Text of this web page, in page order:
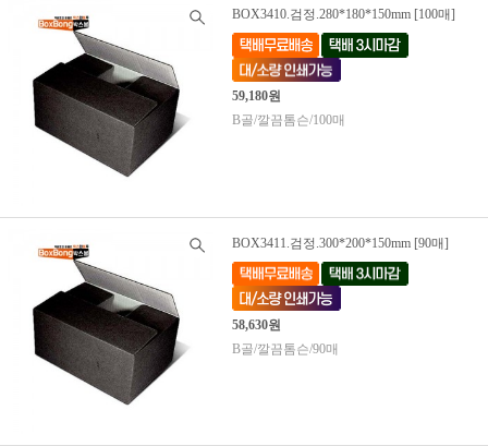
BOX3410.검정.280*180*150mm [100매]
59,180원
B골/깔끔톰슨/100매
BOX3411.검정.300*200*150mm [90매]
58,630원
B골/깔끔톰슨/90매